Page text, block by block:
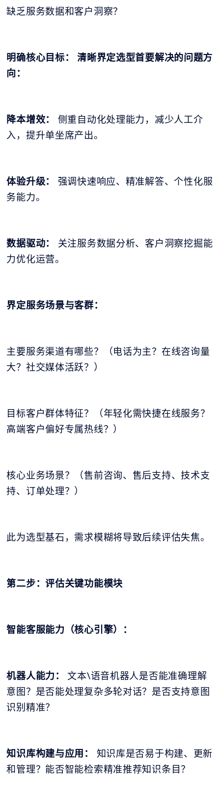
缺乏服务数据和客户洞察？
明确核心目标： 清晰界定选型首要解决的问题方
向：
降本增效：
侧重自动化处理能力，减少人工介
入，提升单坐席产出。
体验升级：
强调快速响应、精准解答、个性化服
务能力。
数据驱动：
关注服务数据分析、客户洞察挖掘能
力优化运营。
界定服务场景与客群：
主要服务渠道有哪些？（电话为主？在线咨询量
大？社交媒体活跃？）
目标客户群体特征？（年轻化需快捷在线服务？
高端客户偏好专属热线？）
核心业务场景？（售前咨询、售后支持、技术支
持、订单处理？）
此为选型基石，需求模糊将导致后续评估失焦。
第二步：评估关键功能模块
智能客服能力（核心引擎）：
机器人能力： 文本\语音机器人是否能准确理解
意图？是否能处理复杂多轮对话？是否支持意图
识别精准？
知识库构建与应用： 知识库是否易于构建、更新
和管理？能否智能检索精准推荐知识条目？